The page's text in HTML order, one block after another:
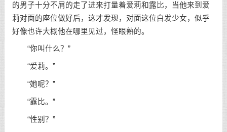
的男子十分不屑的走了进来打量着爱莉和露比，当他来到爱
莉对面的座位做好后，这才发现，对面这位白发少女，似乎
好像也许大概他在哪里见过，怪眼熟的。
“你叫什么？”
“爱莉。”
“她呢？”
“露比。”
“性别？”